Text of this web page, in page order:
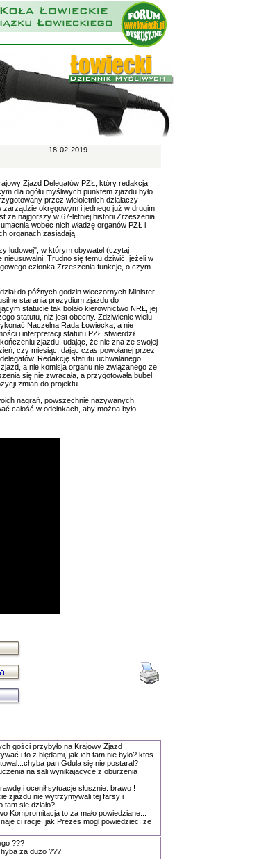
18-02-2019
Zjazd Delegatów PZŁ, który redakcja
dla ogółu myśliwych punktem zjazdu było
przez wieloletnich działaczy
okręgowym i jednego już w drugim
za najgorszy w 67-letniej historii Zrzeszenia.
wobec nich władzę organów PZŁ i
organach zasiadają.
ludowej", w którym obywatel (czytaj
Trudno się temu dziwić, jeżeli w
członka Zrzeszenia funkcje, o czym
do późnych godzin wieczornych Minister
starania prezydium zjazdu do
statucie tak bolało kierownictwo NRŁ, jej
statutu, niż jest obecny. Zdziwienie wielu
Naczelna Rada Łowiecka, a nie
i interpretacji statutu PZŁ stwierdził
zjazdu, udając, że nie zna ze swojej
czy miesiąc, dając czas powołanej przez
Redakcję statutu uchwalanego
a nie komisja organu nie związanego ze
się nie zwracała, a przygotowała bubel,
zmian do projektu.
nagrań, powszechnie nazywanych
całość w odcinkach, aby można było
gości przybyło na Krajowy Zjazd
i to z błędami, jak ich tam nie bylo? ktos
pan Gdula się nie postaral?
na sali wynikajacyce z oburzenia
i ocenił sytuacje słusznie. brawo !
zjazdu nie wytrzymywali tej farsy i
tam sie działo?
Kompromitacja to za mało powiedziane...
ci racje, jak Prezes mogl powiedziec, że
???
za dużo ???